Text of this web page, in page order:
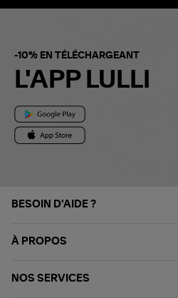
-10% EN TÉLÉCHARGEANT
L'APP LULLI
BESOIN D'AIDE ?
À PROPOS
NOS SERVICES